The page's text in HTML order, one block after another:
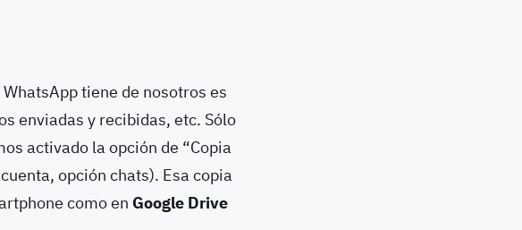
tiene de nosotros es
enviadas y recibidas, etc. Sólo
activado la opción de “Copia
opción chats). Esa copia
como en Google Drive